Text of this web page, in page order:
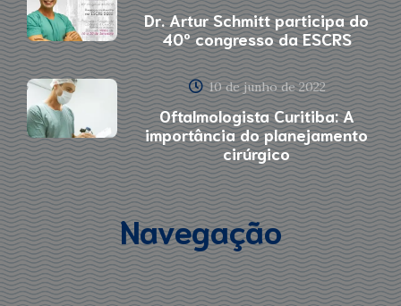
Dr. Artur Schmitt participa do
40º congresso da ESCRS
10 de junho de 2022
Oftalmologista Curitiba: A
importância do planejamento
cirúrgico
Navegação